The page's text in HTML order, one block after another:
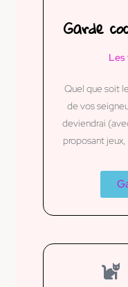
Garde
Les
Quel que soit
de vos
deviendrai
proposant